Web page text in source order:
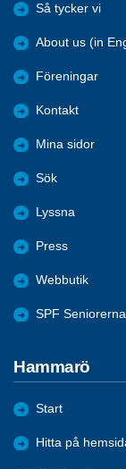
Så tycker vi
About us (in
Föreningar
Kontakt
Mina sidor
Sök
Lyssna
Press
Webbutik
SPF
Hammarö
Start
Hitta på